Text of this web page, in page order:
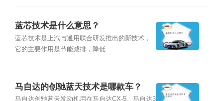
蓝芯技术是什么意思？
蓝芯技术是上汽与通用联合研发推出的新技术，
它的主要作用是节能减排，降低...
马自达的创驰蓝天技术是哪款车？
马自达创驰蓝天发动机用在马自达CX-5、马自达3